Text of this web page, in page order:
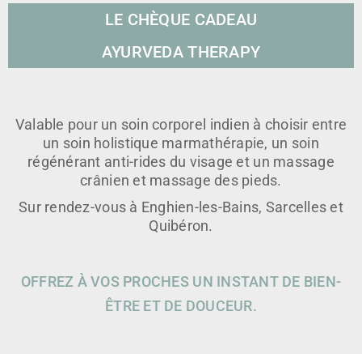
LE CHÈQUE CADEAU
AYURVEDA THERAPY
Valable pour un soin corporel indien à choisir entre
un soin holistique marmathérapie, un soin
régénérant anti-rides du visage et un massage
crânien et massage des pieds.
Sur rendez-vous à Enghien-les-Bains, Sarcelles et
Quibéron.
OFFREZ À VOS PROCHES UN INSTANT DE BIEN-
ÊTRE ET DE DOUCEUR.